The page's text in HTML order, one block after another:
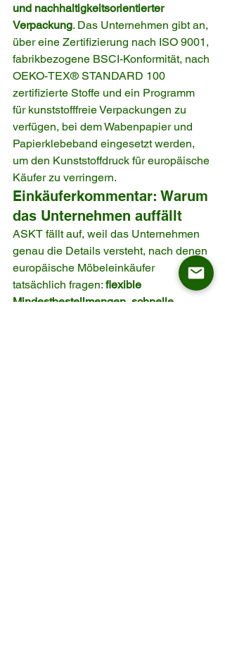
und nachhaltigkeitsorientierter
Verpackung. Das Unternehmen gibt an,
über eine Zertifizierung nach ISO 9001,
fabrikbezogene BSCI-Konformität, nach
OEKO-TEX® STANDARD 100
zertifizierte Stoffe und ein Programm
für kunststofffreie Verpackungen zu
verfügen, bei dem Wabenpapier und
Papierklebeband eingesetzt werden,
um den Kunststoffdruck für europäische
Käufer zu verringern.
Einkäuferkommentar: Warum
das Unternehmen auffällt
ASKT fällt auf, weil das Unternehmen
genau die Details versteht, nach denen
europäische Möbeleinkäufer
tatsächlich fragen: flexible
Mindestbestellmengen, schnelle